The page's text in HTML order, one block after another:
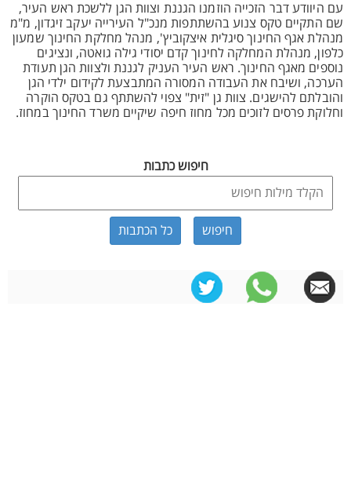
עם היוודע דבר הזכייה הוזמנו הגננת וצוות הגן ללשכת ראש העיר,
שם התקיים טקס צנוע בהשתתפות מנכ"ל העירייה יעקב זיגדון, מ"מ
מנהלת אגף החינוך סיגלית איצקוביץ', מנהל מחלקת החינוך שמעון
כלפון, מנהלת המחלקה לחינוך קדם יסודי גילה גואטה, ונציגים
נוספים מאגף החינוך. ראש העיר העניק לגננת ולצוות הגן תעודת
הערכה, ושיבח את העבודה המסורה המתבצעת לקידום ילדי הגן
והובלתם להישגים. צוות גן "זית" צפוי להשתתף גם בטקס הוקרה
וחלוקת פרסים לזוכים מכל מחוז חיפה שיקיים משרד החינוך במחוז.
חיפוש כתבות
כל הכתבות